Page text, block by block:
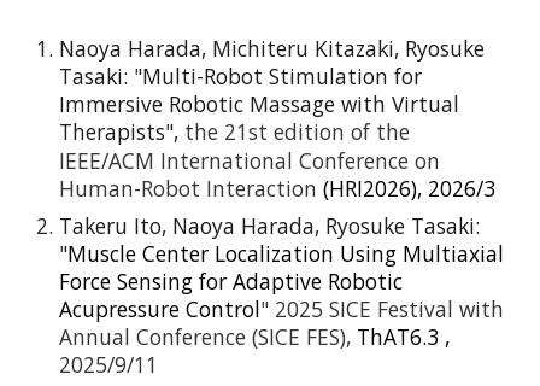
Naoya Harada, Michiteru Kitazaki, Ryosuke
Tasaki: "Multi-Robot Stimulation for
Immersive Robotic Massage with Virtual
Therapists", the 21st edition of the
IEEE/ACM International Conference on
Human-Robot Interaction (HRI2026), 2026/3
Takeru Ito, Naoya Harada, Ryosuke Tasaki:
"Muscle Center Localization Using Multiaxial
Force Sensing for Adaptive Robotic
Acupressure Control" 2025 SICE Festival with
Annual Conference (SICE FES), ThAT6.3 ,
2025/9/11